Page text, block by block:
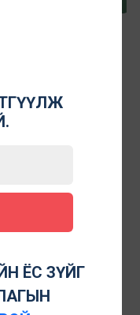
хэвлэл
дэмжих
ЁС ЗҮЙГ